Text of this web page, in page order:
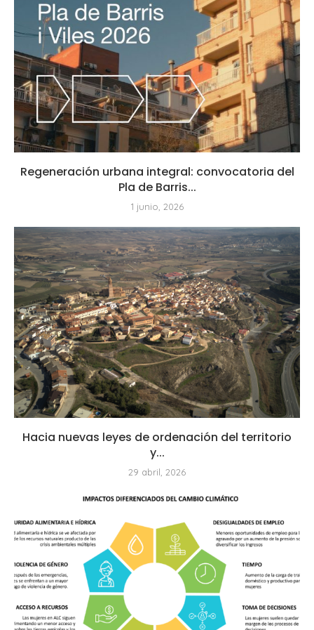
Regeneración urbana integral: convocatoria del
Pla de Barris...
1 junio, 2026
Hacia nuevas leyes de ordenación del territorio
y...
29 abril, 2026